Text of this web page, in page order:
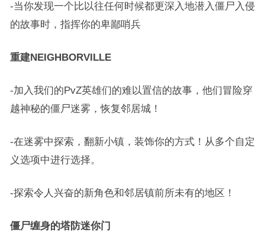
-当你发现一个比以往任何时候都更深入地潜入僵尸入侵
的故事时，指挥你的卑鄙哨兵
重建NEIGHBORVILLE
-加入我们的PvZ英雄们的难以置信的故事，他们冒险穿
越神秘的僵尸迷雾，恢复邻居城！
-在迷雾中探索，翻新小镇，装饰你的方式！从多个自定
义选项中进行选择。
-探索令人兴奋的新角色和邻居镇前所未有的地区！
僵尸缠身的塔防迷你门